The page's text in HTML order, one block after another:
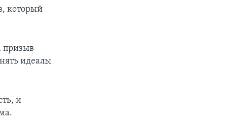
который
призыв
идеалы
и